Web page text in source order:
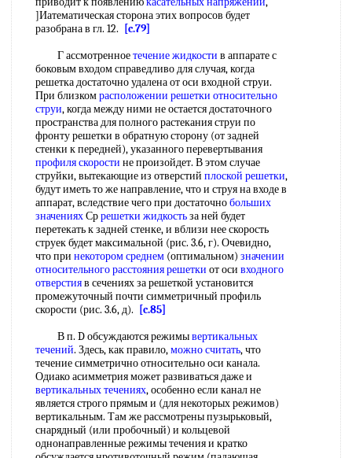
]Иатематическая сторона этих вопросов будет
разобрана в гл. 12.
[c.79]
Г ассмотренноетечение жидкости в аппарате с
боковым входом справедливо для случая, когда
решетка достаточно удалена от оси входной струи.
При близкомрасположении решетки относительно
струи, когда между ними не остается достаточного
пространства для полного растекания струи по
фронту решетки в обратную сторону (от задней
стенки к передней), указанного перевертывания
профиля скорости не произойдет. В этом случае
струйки, вытекающие из отверстий плоской решетки,
будут иметь то же направление, что и струя на входе в
аппарат, вследствие чего при достаточнобольших
значенияхСррешетки жидкостьза ней будет
перетекать к задней стенке, и вблизи нее скорость
струек будет максимальной (рис. 3.6, г). Очевидно,
что при некотором среднем (оптимальном) значении
относительногорасстояния решетки от оси входного
отверстияв сечениях за решеткой установится
промежуточный почти симметричный профиль
скорости (рис. 3.6, д).
[c.85]
В п. D обсуждаются режимывертикальных
течений. Здесь, как правило,можно считать, что
течение симметрично относительно оси канала.
Одиако асимметрия может развиваться даже и
вертикальных течениях, особенно если канал не
является строго прямым и (для некоторых режимов)
вертикальным. Там же рассмотрены пузырьковый,
снарядный (или пробочный) и кольцевой
однонаправленные режимы течения и кратко